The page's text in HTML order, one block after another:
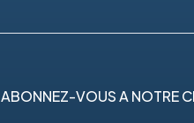
ABONNEZ-VOUS A NOTRE